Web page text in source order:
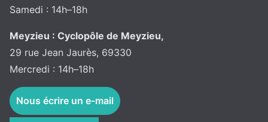
Samedi : 14h–18h
Meyzieu : Cyclopôle de Meyzieu,
29 rue Jean Jaurès, 69330
Mercredi : 14h–18h
Nous écrire un e-mail